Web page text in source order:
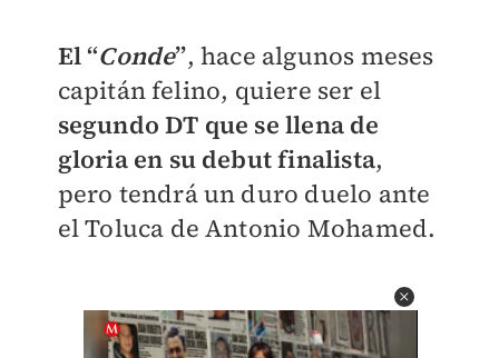
El “Conde”, hace algunos meses
capitán felino, quiere ser el
segundo DT que se llena de
gloria en su debut finalista,
pero tendrá un duro duelo ante
el Toluca de Antonio Mohamed.